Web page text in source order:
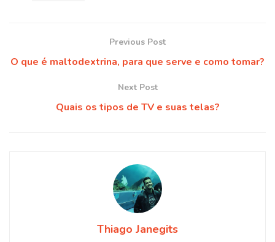
Previous Post
O que é maltodextrina, para que serve e como tomar?
Next Post
Quais os tipos de TV e suas telas?
Thiago Janegits